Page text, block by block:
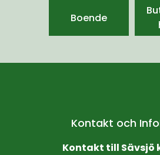
Boende
Kontakt och
Kontakt till Sävsjö